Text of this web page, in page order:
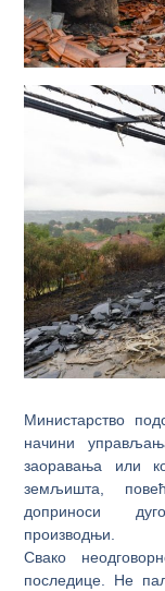
Министарство
начини
заоравања или
земљишта,
доприноси
производњи.
Свако
последице. Не